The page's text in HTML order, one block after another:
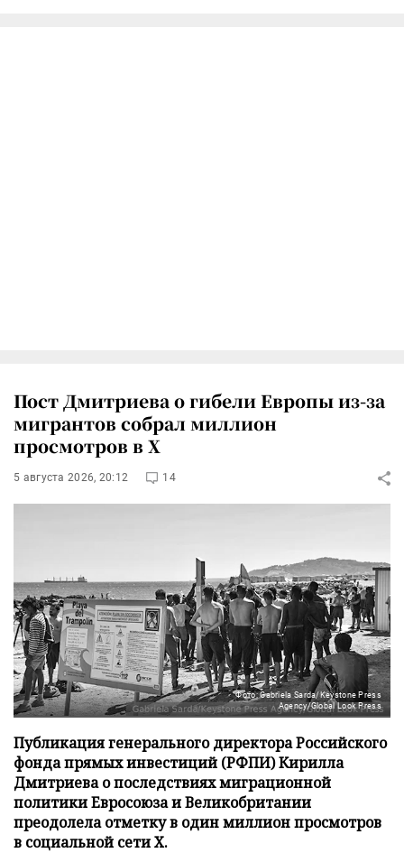
Пост Дмитриева о гибели Европы из-за
мигрантов собрал миллион
просмотров в X
5 августа 2026, 20:12 14
Фото: Gabriela Sarda/Keystone Press
Agency/Global Look Press
Публикация генерального директора Российского
фонда прямых инвестиций (РФПИ) Кирилла
Дмитриева о последствиях миграционной
политики Евросоюза и Великобритании
преодолела отметку в один миллион просмотров
в социальной сети X.